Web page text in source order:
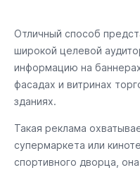
Отличный способ
широкой целевой
информацию на
фасадах и витринах
зданиях.
Такая реклама
супермаркета или
спортивного дворца,